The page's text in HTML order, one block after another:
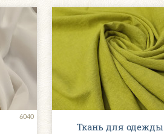
6040
Ткань для одежды